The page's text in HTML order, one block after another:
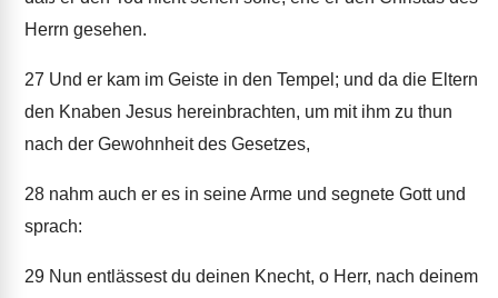
Herrn gesehen.
27 Und er kam im Geiste in den Tempel; und da die Eltern
den Knaben Jesus hereinbrachten, um mit ihm zu thun
nach der Gewohnheit des Gesetzes,
28 nahm auch er es in seine Arme und segnete Gott und
sprach:
29 Nun entlässest du deinen Knecht, o Herr, nach deinem